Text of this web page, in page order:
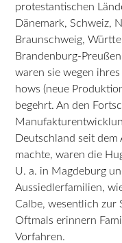
protestantischen
Dänemark, Schweiz,
Braunschweig,
Brandenburg-
waren sie wegen
hows (neue
begehrt. An den
Deutschland seit dem
machte, waren die
U. a. in Magdeburg
Aussiedlerfamilien,
Calbe, wesentlich zur
Oftmals erinnern
Vorfahren.